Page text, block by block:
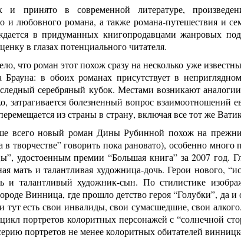
и принято в современной литературе,
и любовного романа, а также романа-путешествия и
в придуманных книгопродавцами жанровых
в глазах потенциального читателя.
что роман этот похож сразу на несколько уже
в обоих романах присутствует в
серебряный кубок. Местами возникают
затрагивается болезненный вопрос взаимоотношений
из страны в страну, включая все тот же
всего новый роман Дины Рубинной похож на
в творчестве” говорить пока рановато), особенно
удостоенным премии “Большая книга” за 2007 год.
мать и талантливая художница-дочь. Герои нового,
и талантливый художник-сын. По стилистике
Винница, где прошло детство героя “Голубки”, да
тут есть свои инвалиды, свои сумасшедшие, свои
портретов колоритных персонажей с “солнечной
портретов не менее колоритных обитателей